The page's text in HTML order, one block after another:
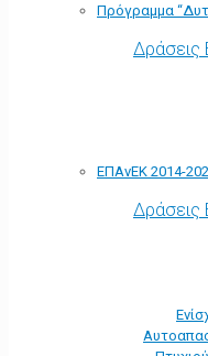
Πρόγραμμα
Δράσεις
ΕΠΑνΕΚ 2014-
Δράσεις